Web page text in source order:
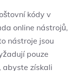
kódy v
online nástrojů,
nástroje jsou
pouze
abyste získali